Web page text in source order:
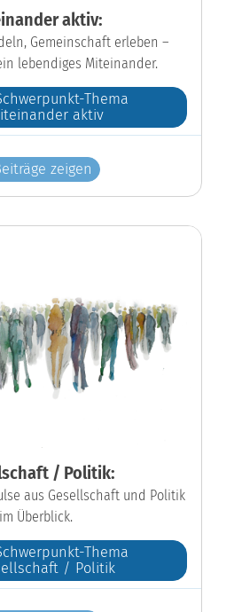
aktiv:
Gemeinschaft erleben –
lebendiges Miteinander.
Thema
aktiv
zeigen
/ Politik:
aus Gesellschaft und Politik
im Überblick.
Thema
/ Politik